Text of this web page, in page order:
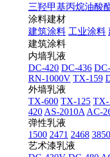
三羟甲基丙烷油酸
涂料建材
建筑涂料 工业涂料
建筑涂料
内墙乳液
DC-420 DC-436
RN-1000V TX-159
外墙乳液
TX-600 TX-125 TX-
420 AS-2010A AC-
弹性乳液
1500 2471 2468 3850
艺术漆乳液